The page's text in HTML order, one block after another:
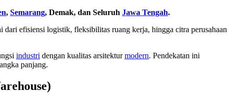
, Semarang, Demak, dan Seluruh Jawa Tengah.
efisiensi logistik, fleksibilitas ruang kerja, hingga citra perusahaan
industri dengan kualitas arsitekturmodern. Pendekatan ini
panjang.